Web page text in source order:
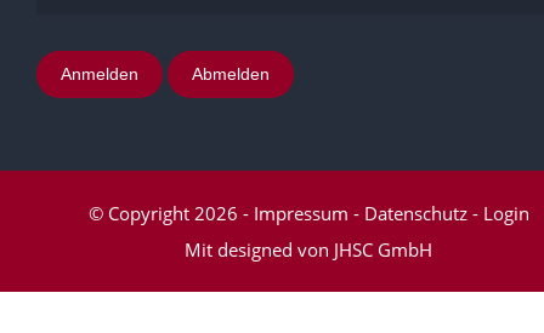
Anmelden Abmelden
© Copyright 2026 - Impressum - Datenschutz - Login
Mit designed von JHSC GmbH